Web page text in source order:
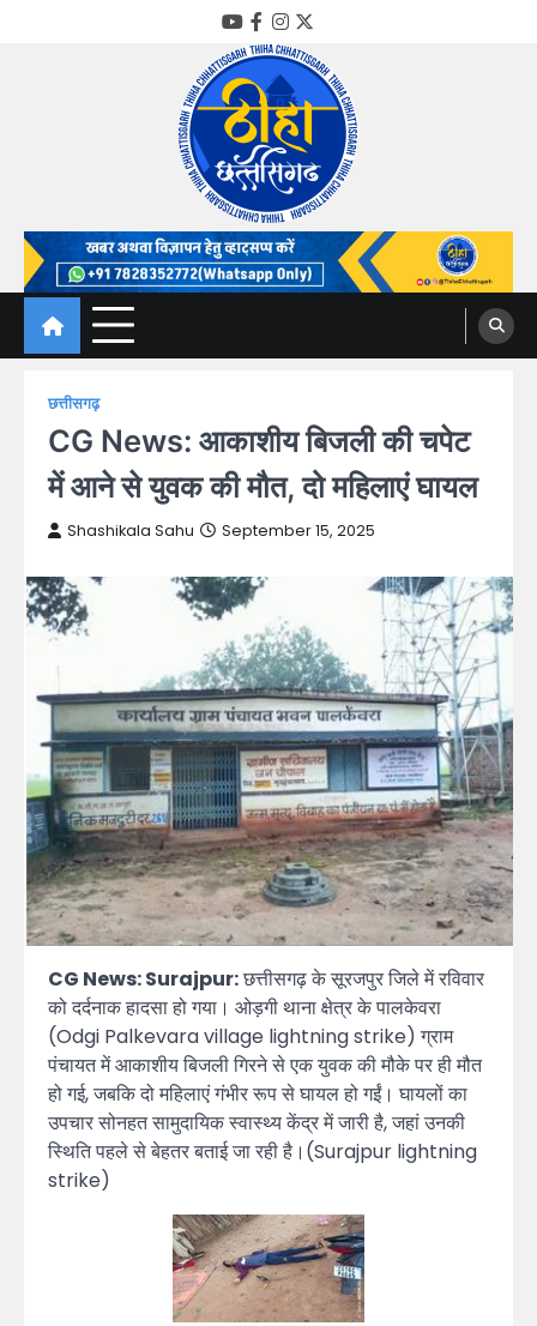
YouTube
Facebook
Instagram
Twitter
Thiha Chhattisgarh
गोठ जन-जन के
छत्तीसगढ़
CG News: आकाशीय बिजली की चपेट
में आने से युवक की मौत, दो महिलाएं घायल
Shashikala Sahu September 15, 2025
CG News: Surajpur:छत्तीसगढ़ के सूरजपुर जिले में रविवार
को दर्दनाक हादसा हो गया। ओड़गी थाना क्षेत्र के पालकेवरा
(Odgi Palkevara village lightning strike) ग्राम
पंचायत में आकाशीय बिजली गिरने से एक युवक की मौके पर ही मौत
हो गई, जबकि दो महिलाएं गंभीर रूप से घायल हो गईं। घायलों का
उपचार सोनहत सामुदायिक स्वास्थ्य केंद्र में जारी है, जहां उनकी
स्थिति पहले से बेहतर बताई जा रही है।(Surajpur lightning
strike)